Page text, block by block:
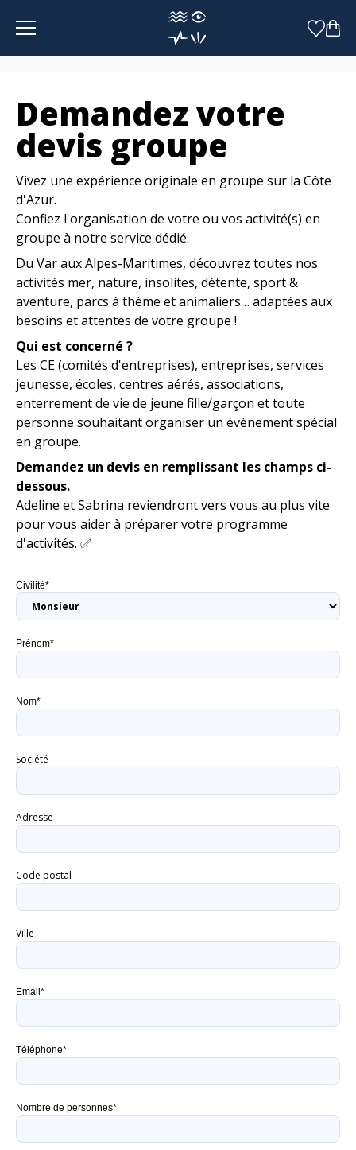
Panneau de gestion des cookies
Demandez votre
devis groupe
Vivez une expérience originale en groupe sur la Côte
d'Azur.
Confiez l'organisation de votre ou vos activité(s) en
groupe à notre service dédié.
Du Var aux Alpes-Maritimes, découvrez toutes nos
activités mer, nature, insolites, détente, sport &
aventure, parcs à thème et animaliers… adaptées aux
besoins et attentes de votre groupe !
Qui est concerné ?
Les CE (comités d'entreprises), entreprises, services
jeunesse, écoles, centres aérés, associations,
enterrement de vie de jeune fille/garçon et toute
personne souhaitant organiser un évènement spécial
en groupe.
Demandez un devis en remplissant les champs ci-
dessous.
Adeline et Sabrina reviendront vers vous au plus vite
pour vous aider à préparer votre programme
d'activités. ✅
Civilité*
Prénom*
Nom*
Société
Adresse
Code postal
Ville
Email*
Téléphone*
Nombre de personnes*